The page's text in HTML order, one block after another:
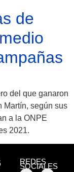
de
del que ganaron
Martín, según sus
a la ONPE
2021.
REDES
SOCIALES